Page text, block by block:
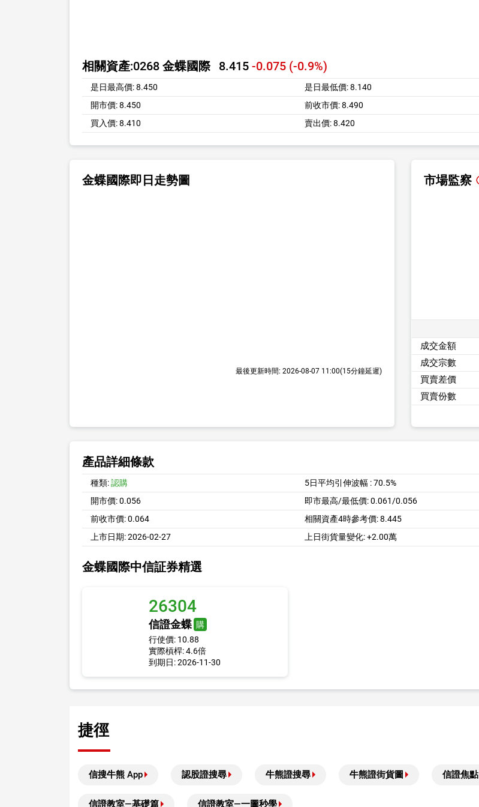
相關資產:0268 金蝶國際 8.415 -0.075 (-0.9%)
是日最高價:8.450 是日最低價:8.140
開市價:8.450 前收市價:8.490
買入價:8.410 賣出價:8.420
金蝶國際即日走勢圖
最後更新時間: 2026-08-07 11:00(15分鐘延遲)
市場監察
成交金額
成交宗數
買賣差價
買賣份數
產品詳細條款
種類:認購 5日平均引伸波幅 :70.5%
開市價:0.056 即市最高/最低價:0.061/0.056
前收市價:0.064 相關資產4時參考價:8.445
上市日期:2026-02-27 上日街貨量變化: +2.00萬
金蝶國際中信証券精選
26304
信證金蝶 購
行使價: 10.88
實際槓桿: 4.6倍
到期日: 2026-11-30
捷徑
信搜牛熊 App 認股證搜尋 牛熊證搜尋 牛熊證街貨圖 信證焦點
信證教室—基礎篇 信證教室—一圖秒學